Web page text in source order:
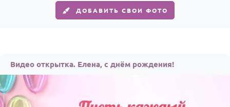
ДОБАВИТЬ СВОИ ФОТО
Видео открытка. Елена, с днём рождения!